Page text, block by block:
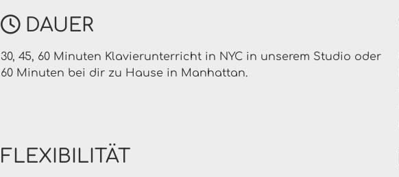
DAUER
30, 45, 60 Minuten Klavierunterricht in NYC in unserem Studio oder
60 Minuten bei dir zu Hause in Manhattan.
FLEXIBILITÄT